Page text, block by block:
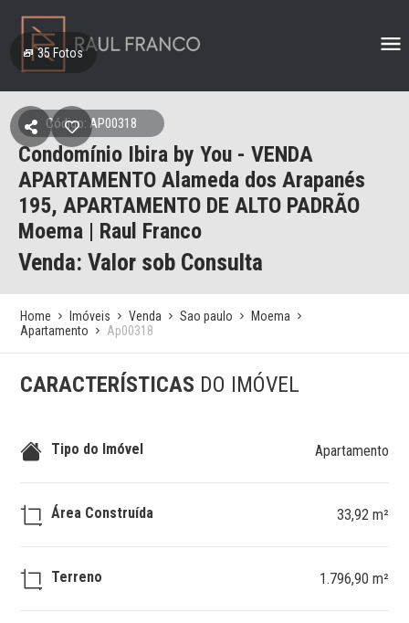
35 Fotos
Código: AP00318
Condomínio Ibira by You - VENDA
APARTAMENTO Alameda dos Arapanés
195, APARTAMENTO DE ALTO PADRÃO
Moema | Raul Franco
Venda: Valor sob Consulta
Home Imóveis Venda Sao paulo
Moema
Apartamento
Ap00318
CARACTERÍSTICAS DO IMÓVEL
Tipo do Imóvel Apartamento
Área Construída 33,92 m²
Terreno 1.796,90 m²